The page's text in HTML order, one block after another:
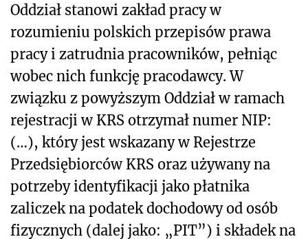
Oddział stanowi zakład pracy w
rozumieniu polskich przepisów prawa
pracy i zatrudnia pracowników, pełniąc
wobec nich funkcję pracodawcy. W
związku z powyższym Oddział w ramach
rejestracji w KRS otrzymał numer NIP:
(…), który jest wskazany w Rejestrze
Przedsiębiorców KRS oraz używany na
potrzeby identyfikacji jako płatnika
zaliczek na podatek dochodowy od osób
fizycznych (dalej jako: „PIT”) i składek na